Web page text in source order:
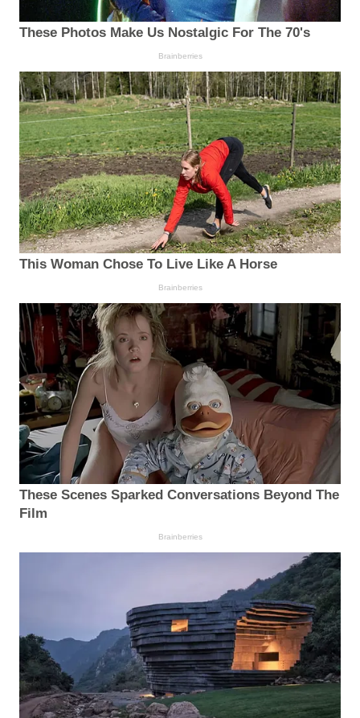
These Photos Make Us Nostalgic For The 70's
Brainberries
This Woman Chose To Live Like A Horse
Brainberries
These Scenes Sparked Conversations Beyond The
Film
Brainberries